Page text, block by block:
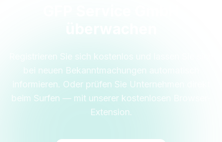
Registrieren Sie sich kostenlos und lassen Sie sich
bei neuen Bekanntmachungen automatisch
informieren. Oder prüfen Sie Unternehmen direkt
beim Surfen — mit unserer kostenlosen Browser-
Extension.